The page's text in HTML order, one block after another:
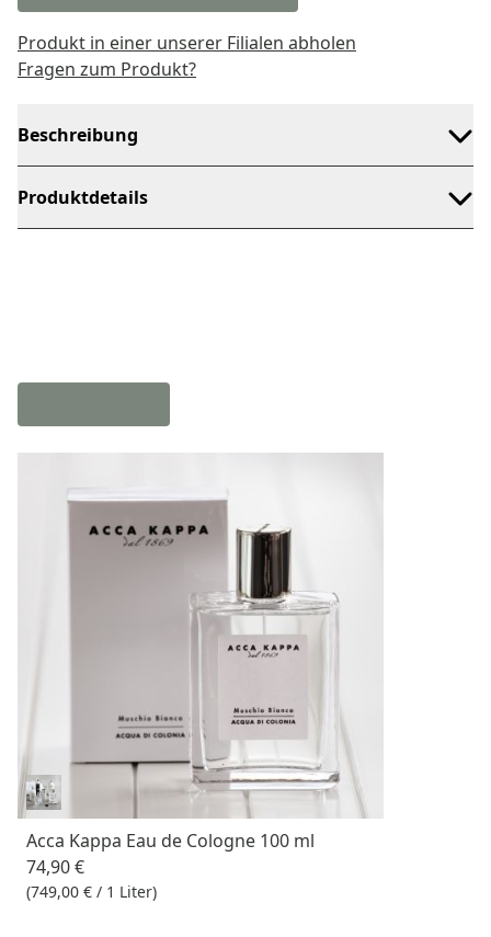
Produkt in einer unserer Filialen abholen
Fragen zum Produkt?
Beschreibung
Produktdetails
Acca Kappa Eau de Cologne 100 ml
74,90 €
(749,00 € / 1 Liter)